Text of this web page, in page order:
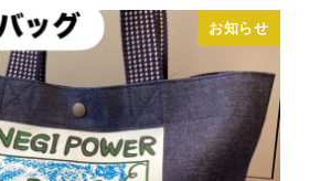
お知らせ